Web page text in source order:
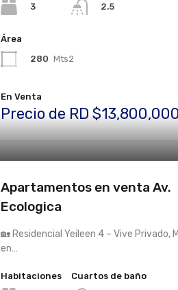
3
2.5
Área
280 Mts2
En Venta
Precio de RD
Apartamentos en venta Av.
Ecologica
🏡 Residencial Yeileen 4 – Vive Privado,
en…
Habitaciones
Cuartos de baño